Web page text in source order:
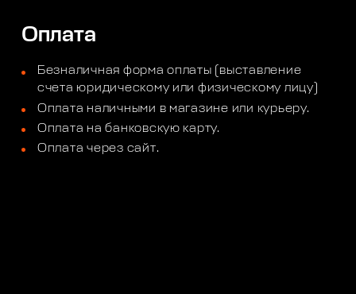
Оплата
Безналичная форма оплаты (выставление
счета юридическому или физическому лицу)
Оплата наличными в магазине или курьеру.
Оплата на банковскую карту.
Оплата через сайт.